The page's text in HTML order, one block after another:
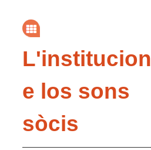
L'institucion
e los sons
sòcis